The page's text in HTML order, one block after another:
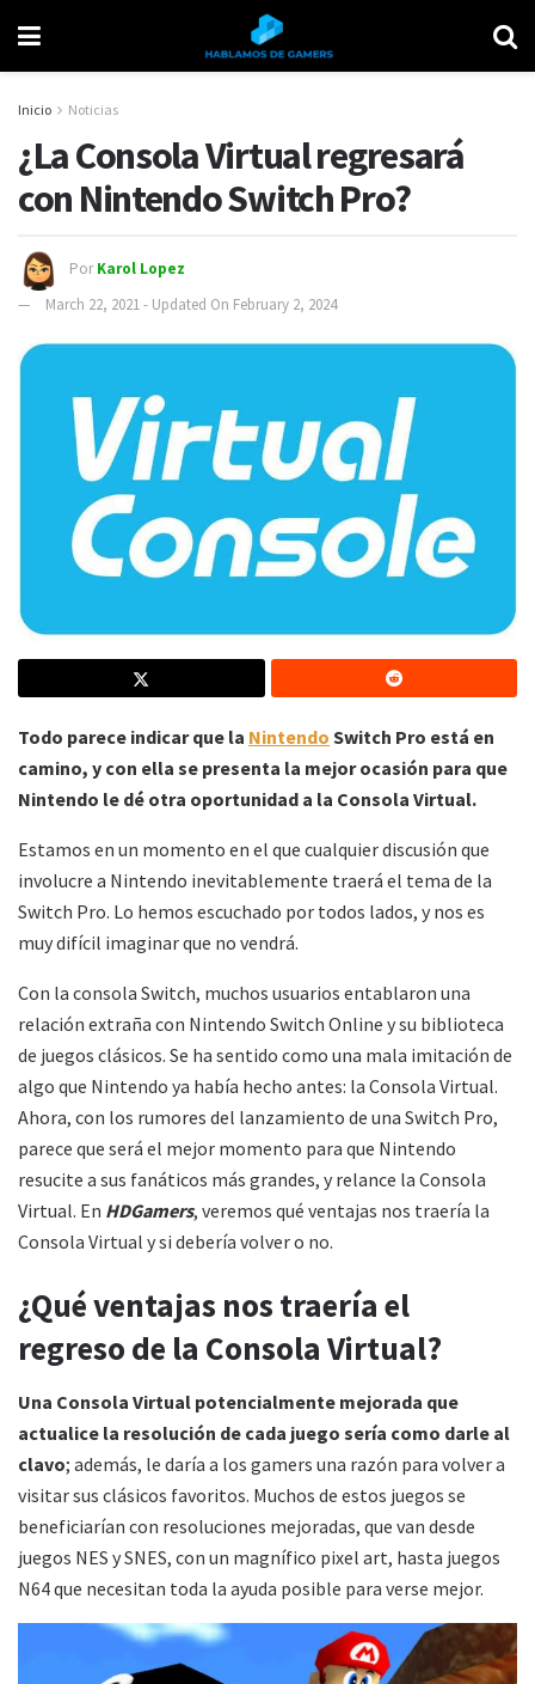
Inicio Noticias
¿La Consola Virtual regresará
con Nintendo Switch Pro?
PorKarol Lopez
March 22, 2021 - Updated On February 2, 2024
Todo parece indicar que la Nintendo Switch Pro está en
camino, y con ella se presenta la mejor ocasión para que
Nintendo le dé otra oportunidad a la Consola Virtual.
Estamos en un momento en el que cualquier discusión que
involucre a Nintendo inevitablemente traerá el tema de la
Switch Pro. Lo hemos escuchado por todos lados, y nos es
muy difícil imaginar que no vendrá.
Con la consola Switch, muchos usuarios entablaron una
relación extraña con Nintendo Switch Online y su biblioteca
de juegos clásicos. Se ha sentido como una mala imitación de
algo que Nintendo ya había hecho antes: la Consola Virtual.
Ahora, con los rumores del lanzamiento de una Switch Pro,
parece que será el mejor momento para que Nintendo
resucite a sus fanáticos más grandes, y relance la Consola
Virtual. En HDGamers, veremos qué ventajas nos traería la
Consola Virtual y si debería volver o no.
¿Qué ventajas nos traería el
regreso de la Consola Virtual?
Una Consola Virtual potencialmente mejorada que
actualice la resolución de cada juego sería como darle al
clavo; además, le daría a los gamers una razón para volver a
visitar sus clásicos favoritos. Muchos de estos juegos se
beneficiarían con resoluciones mejoradas, que van desde
juegos NES y SNES, con un magnífico pixel art, hasta juegos
N64 que necesitan toda la ayuda posible para verse mejor.